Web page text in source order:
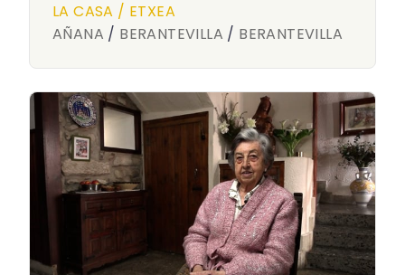
LA CASA / ETXEA
AÑANA / BERANTEVILLA / BERANTEVILLA